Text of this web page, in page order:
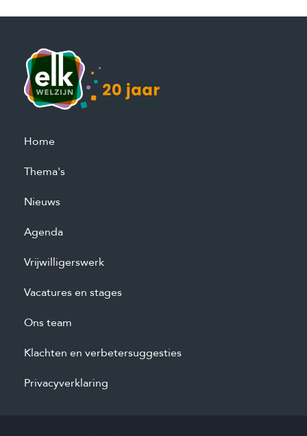
Home
Thema's
Nieuws
Agenda
Vrijwilligerswerk
Vacatures en stages
Ons team
Klachten en verbetersuggesties
Privacyverklaring